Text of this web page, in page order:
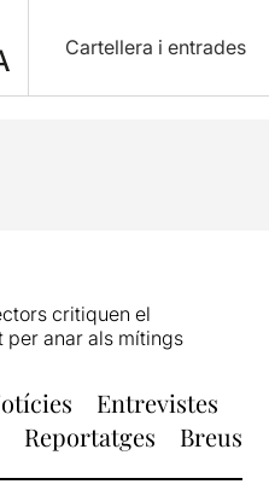
Cartellera i entrades
critiquen el
per anar als mítings
Entrevistes
Reportatges
Breus